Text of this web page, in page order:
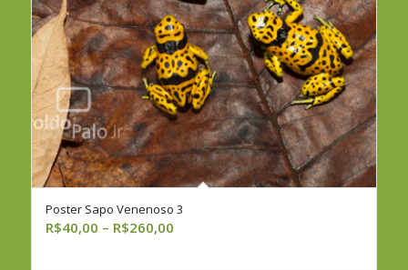
Poster Sapo Venenoso 3
R$40,00 – R$260,00Faixa